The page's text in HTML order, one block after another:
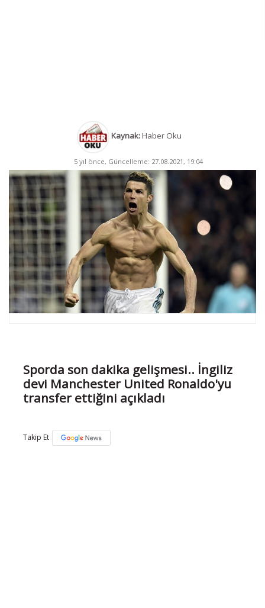
Kaynak:Haber Oku
5 yıl önce, Güncelleme: 27.08.2021, 19:04
Sporda son dakika gelişmesi.. İngiliz
devi Manchester United Ronaldo'yu
transfer ettiğini açıkladı
Takip Et